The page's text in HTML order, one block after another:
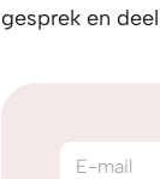
gesprek en
E-mail